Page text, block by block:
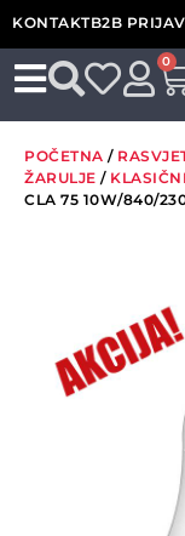
KONTAKTB2B
0
POČETNA /
ŽARULJE /
CLA 75 10W/840/